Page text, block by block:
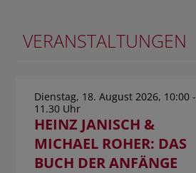
VERANSTALTUNGEN
Dienstag, 18. August 2026, 10:00 -
11.30 Uhr
HEINZ JANISCH &
MICHAEL ROHER: DAS
BUCH DER ANFÄNGE